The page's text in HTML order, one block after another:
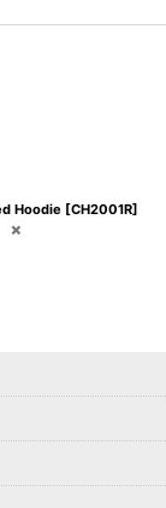
Hoodie [CH2001R]
✖️